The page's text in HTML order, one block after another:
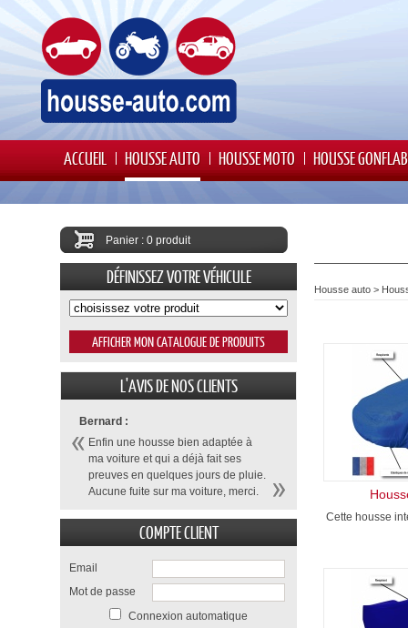
ACCUEIL HOUSSE AUTO HOUSSE MOTO HOUSSE
Housse auto >
Cette housse
Panier : 0 produit
DÉFINISSEZ VOTRE VÉHICULE
L'AVIS DE NOS CLIENTS
Bernard :
Enfin une housse bien adaptée à
ma voiture et qui a déjà fait ses
preuves en quelques jours de pluie.
Aucune fuite sur ma voiture, merci.
COMPTE CLIENT
Email
Mot de passe
Connexion automatique